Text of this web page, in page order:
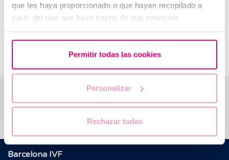
que les haya proporcionado o que hayan recopilado a
partir del uso que haya hecho de sus servicios.
Permitir todas las cookies
Personalizar
Rechazar todas
Aunque existe todavía controversia respecto la validez de
Te ayudamos a resolver tus dudas
Barcelona IVF